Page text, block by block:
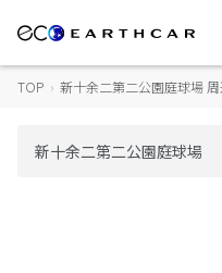
TOP › 新十余二第二公園庭球場